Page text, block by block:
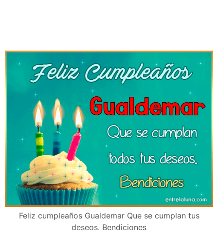
Feliz cumpleaños Gualdemar Que se cumplan tus
deseos. Bendiciones